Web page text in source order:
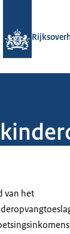
van het